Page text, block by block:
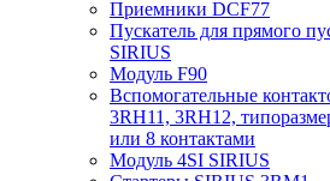
Приемники DCF77
Пускатель для прямого
SIRIUS
Модуль F90
Вспомогательные
3RH11, 3RH12,
или 8 контактами
Модуль 4SI SIRIUS